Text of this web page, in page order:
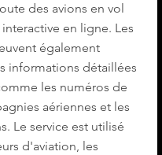
des avions en vol
en ligne. Les
également
informations détaillées
les numéros de
aériennes et les
Le service est utilisé
d'aviation, les